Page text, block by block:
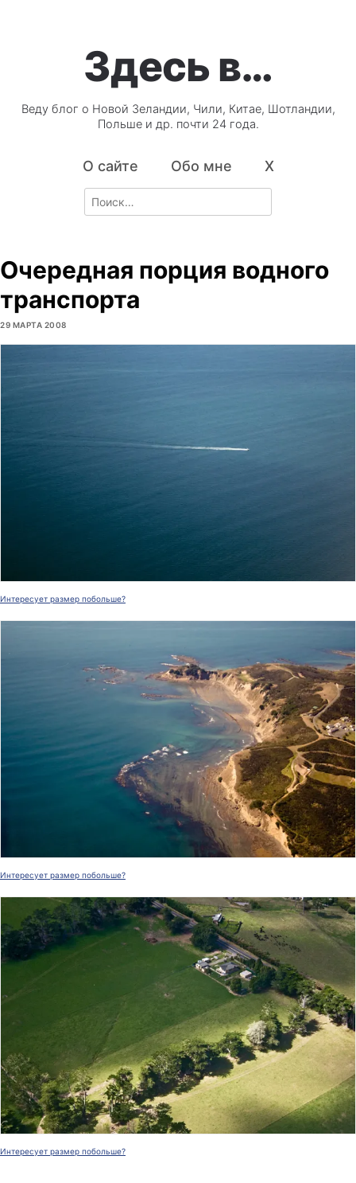
Здесь в…
Веду блог о Новой Зеландии, Чили, Китае, Шотландии,
Польше и др. почти 24 года.
О сайте Обо мне X
Search
for:
Очередная порция водного
транспорта
29 МАРТА 2008
Интересует размер побольше?
Интересует размер побольше?
Интересует размер побольше?